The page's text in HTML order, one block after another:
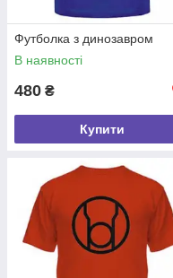
Футболка з динозавром
В наявності
480 ₴
Купити